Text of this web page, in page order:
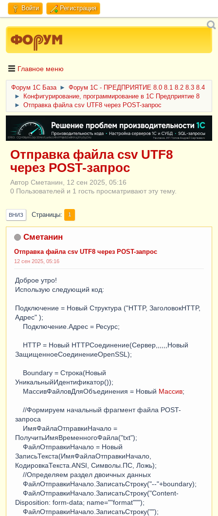
Войти Регистрация
Главное меню
Форум 1C База ►
Форум 1С - ПРЕДПРИЯТИЕ 8.0 8.1 8.2 8.3 8.4
►
Конфигурирование, программирование в 1С Предприятие 8
►
Отправка файла csv UTF8 через POST-запрос
ERID: CQH36pWzJqVJD4xVLsnhcU4hVPNjkBZe8KKxjJiYySyZAz
Отправка файла csv UTF8
через POST-запрос
Автор Сметанин, 12 сен 2025, 05:16
0 Пользователей и 1 гость просматривают эту тему.
ВНИЗ Страницы 1
Сметанин
Отправка файла csv UTF8 через POST-запрос
12 сен 2025, 05:16
Доброе утро!
Использую следующий код:
Подключение = Новый Структура ("HTTP, ЗаголовокHTTP,
Адрес" );
Подключение.Адрес = Ресурс;
HTTP = Новый HTTPСоединение(Сервер,,,,,,Новый
ЗащищенноеСоединениеOpenSSL);
Boundary = Строка(Новый
УникальныйИдентификатор());
МассивФайловДляОбъединения = Новый Массив;
//Формируем начальный фрагмент файла POST-
запроса
ИмяФайлаОтправкиНачало =
ПолучитьИмяВременногоФайла("txt");
ФайлОтправкиНачало = Новый
ЗаписьТекста(ИмяФайлаОтправкиНачало,
КодировкаТекста.ANSI, Символы.ПС, Ложь);
//Определяем раздел двоичных данных
ФайлОтправкиНачало.ЗаписатьСтроку("--"+boundary);
ФайлОтправкиНачало.ЗаписатьСтроку("Content-
Disposition: form-data; name=""format""");
ФайлОтправкиНачало.ЗаписатьСтроку("");